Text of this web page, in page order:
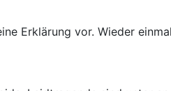
Erklärung vor. Wieder